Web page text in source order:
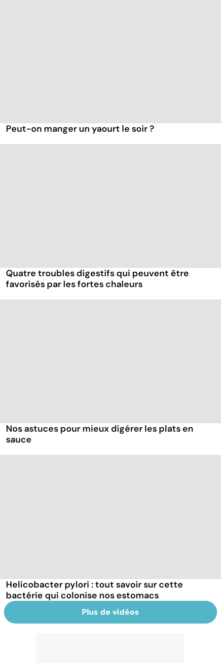
Peut-on manger un yaourt le soir ?
Quatre troubles digestifs qui peuvent être
favorisés par les fortes chaleurs
Nos astuces pour mieux digérer les plats en
sauce
Helicobacter pylori : tout savoir sur cette
bactérie qui colonise nos estomacs
Plus de vidéos